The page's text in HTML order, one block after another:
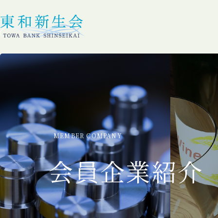
MEMBER COMPANY
会員企業紹介